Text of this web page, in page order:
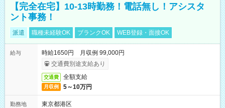
【完全在宅】10-13時勤務！電話無し！アシスタ
ント事務！
派遣 職種未経験OK ブランクOK WEB登録・面接OK
給与
時給1650円 月収例 99,000円
交通費別途支給あり
交通費 全額支給
月収例 5～10万円
勤務地
東京都港区